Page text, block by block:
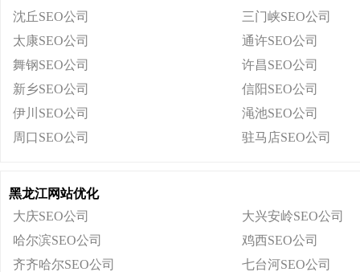
沈丘SEO公司
三门峡SEO公司
太康SEO公司
通许SEO公司
舞钢SEO公司
许昌SEO公司
新乡SEO公司
信阳SEO公司
伊川SEO公司
渑池SEO公司
周口SEO公司
驻马店SEO公司
黑龙江网站优化
大庆SEO公司
大兴安岭SEO公司
哈尔滨SEO公司
鸡西SEO公司
齐齐哈尔SEO公司
七台河SEO公司